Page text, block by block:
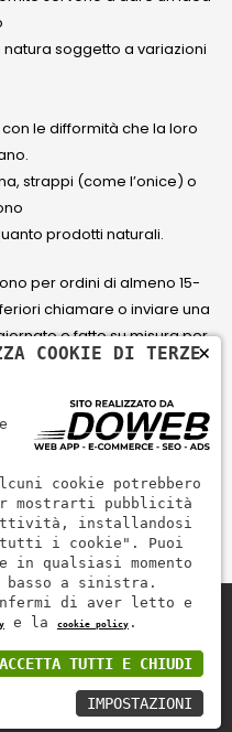
soggetto a variazioni
le difformità che la loro
strappi (come l’onice) o
prodotti naturali.
per ordini di almeno 15-
chiamare o inviare una
e fatto su misura per
Electron, Maestro,
PayPal serve per pagare,
in modo rapido,
con
×
COOKIE DI TERZE
cookie potrebbero
mostrarti pubblicità
installandosi
tutti i cookie". Puoi
in qualsiasi momento
a sinistra.
di aver letto e
e la cookie policy .
ACCETTA TUTTI E CHIUDI
IMPOSTAZIONI